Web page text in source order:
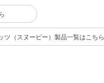
ツ（スヌーピー）製品一覧はこちら